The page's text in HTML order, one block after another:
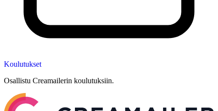
Koulutukset
Osallistu Creamailerin koulutuksiin.